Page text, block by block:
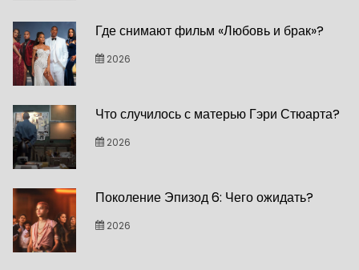
Где снимают фильм «Любовь и брак»?
2026
Что случилось с матерью Гэри Стюарта?
2026
Поколение Эпизод 6: Чего ожидать?
2026